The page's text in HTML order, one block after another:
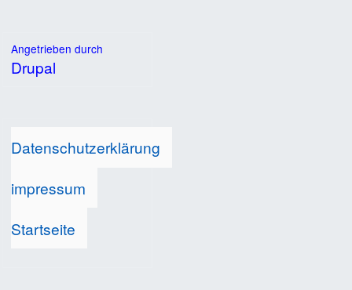
Angetrieben durch
Drupal
Datenschutzerklärung
impressum
Startseite